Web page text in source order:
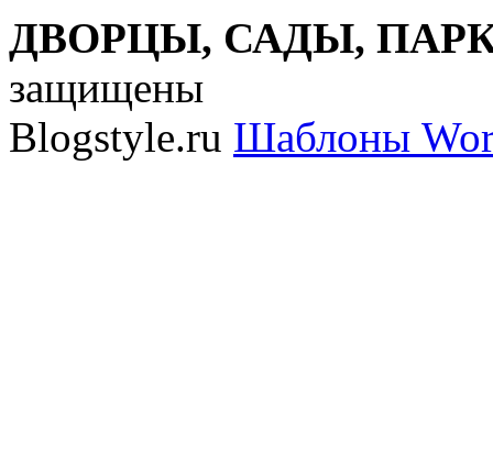
ДВОРЦЫ, САДЫ,
защищены
Blogstyle.ru Шаблоны